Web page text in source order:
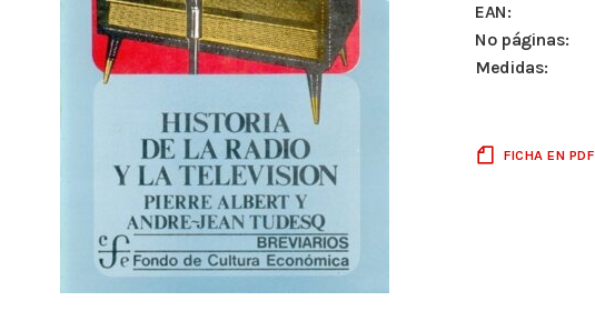
EAN:
Nº páginas:
Medidas:
FICHA EN PDF